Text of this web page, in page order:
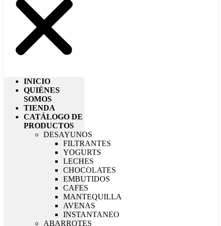
INICIO
QUIÉNES
SOMOS
TIENDA
CATÁLOGO DE
PRODUCTOS
DESAYUNOS
FILTRANTES
YOGURTS
LECHES
CHOCOLATES
EMBUTIDOS
CAFES
MANTEQUILLA
AVENAS
INSTANTANEO
ABARROTES